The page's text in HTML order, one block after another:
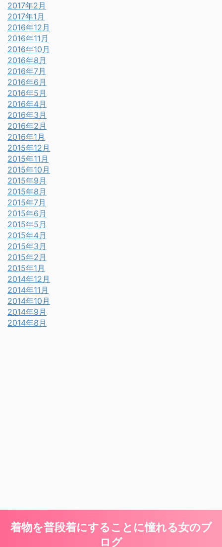
2017年2月
2017年1月
2016年12月
2016年11月
2016年10月
2016年8月
2016年7月
2016年6月
2016年5月
2016年4月
2016年3月
2016年2月
2016年1月
2015年12月
2015年11月
2015年10月
2015年9月
2015年8月
2015年7月
2015年6月
2015年5月
2015年4月
2015年3月
2015年2月
2015年1月
2014年12月
2014年11月
2014年10月
2014年9月
2014年8月
着物を普段着にすることに憧れる女のブ
ログ